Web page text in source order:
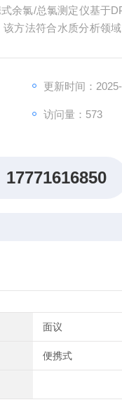
余氯/总氯测定仪基于
方法符合水质分析领
更新时间：
访问量：573
17771616850
面议
便携式